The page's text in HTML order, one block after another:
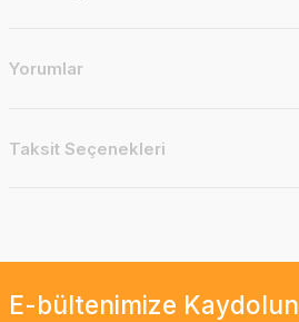
Yorumlar
Taksit Seçenekleri
E-bültenimize Kaydolun